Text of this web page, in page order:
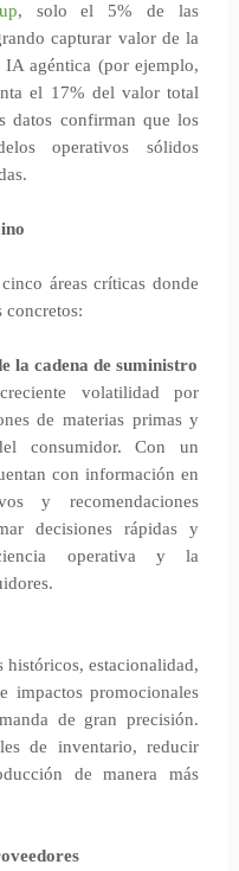
, solo el 5% de las
capturar valor de la
agéntica (por ejemplo,
el 17% del valor total
datos confirman que los
operativos sólidos
áreas críticas donde
concretos:
la cadena de suministro
volatilidad por
de materias primas y
consumidor. Con un
con información en
y recomendaciones
decisiones rápidas y
operativa y la
históricos, estacionalidad,
impactos promocionales
de gran precisión.
de inventario, reducir
de manera más